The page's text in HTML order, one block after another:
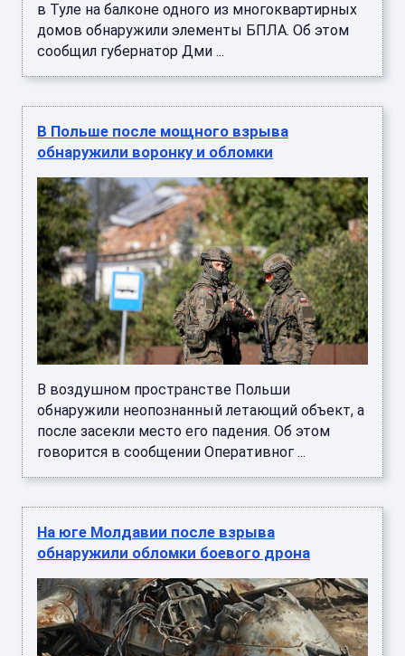
в Туле на балконе одного из многоквартирных
домов обнаружили элементы БПЛА. Об этом
сообщил губернатор Дми ...
В Польше после мощного взрыва
обнаружили воронку и обломки
В воздушном пространстве Польши
обнаружили неопознанный летающий объект, а
после засекли место его падения. Об этом
говорится в сообщении Оперативног ...
На юге Молдавии после взрыва
обнаружили обломки боевого дрона